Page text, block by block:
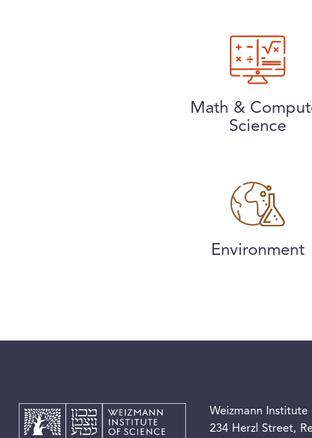
Math &
Science
Environment
Weizmann Institute
234 Herzl Street,